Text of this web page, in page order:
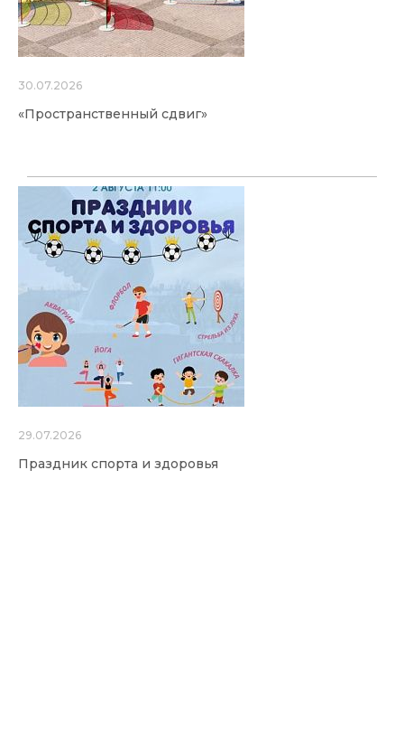
30.07.2026
«Пространственный сдвиг»
29.07.2026
Праздник спорта и здоровья